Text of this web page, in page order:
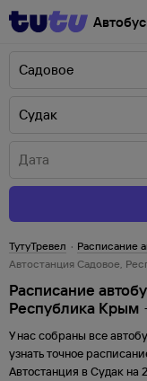
ТутуТревел · Расписание
Автостанция Садовое,
Расписание
Республика Крым
У нас собраны все
узнать точное
Автостанция в Судак на